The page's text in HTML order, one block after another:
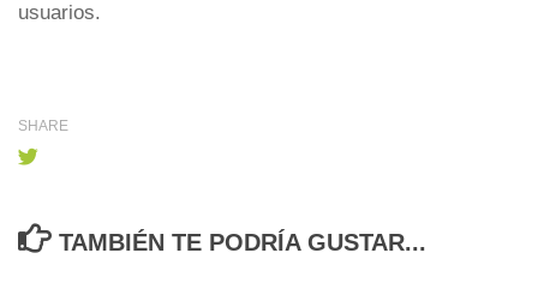
usuarios.
SHARE
TAMBIÉN TE PODRÍA GUSTAR...